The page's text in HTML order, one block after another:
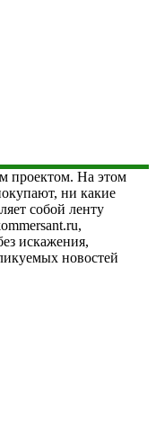
проектом. На этом
ни какие
собой ленту
искажения,
новостей